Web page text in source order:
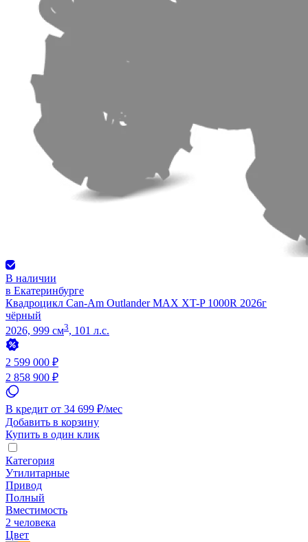
В наличии
в Екатеринбурге
Квадроцикл Can-Am Outlander MAX XT-P 1000R 2026г
чёрный
2026, 999 см3, 101 л.с.
2 599 000 ₽
2 858 900 ₽
В кредит от 34 699 ₽/мес
Добавить в корзину
Купить в один клик
Категория
Утилитарные
Привод
Полный
Вместимость
2 человека
Цвет